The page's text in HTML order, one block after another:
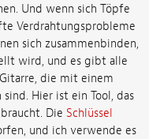
Und wenn sich Töpfe
Verdrahtungsprobleme
sich zusammenbinden,
wird, und es gibt alle
die mit einem
Hier ist ein Tool, das
Die Schlüssel
und ich verwende es